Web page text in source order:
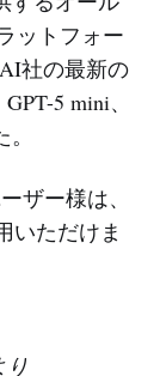
ットフォー
社の最新の
5 mini、
ザー様は、
いただけま
り